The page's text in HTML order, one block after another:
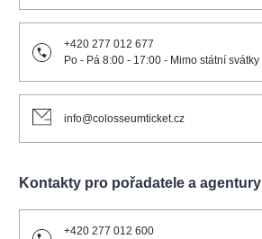
+420 277 012 677
Po - Pá 8:00 - 17:00 - Mimo státní svátky
info@colosseumticket.cz
Kontakty pro pořadatele a agentury
+420 277 012 600